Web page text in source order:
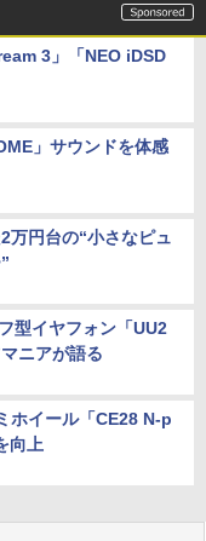
3」「NEO iDSD
」サウンドを体感
万円台の“小さなピュ
型イヤフォン「UU2
ニアが語る
ホイール「CE28 N-p
向上